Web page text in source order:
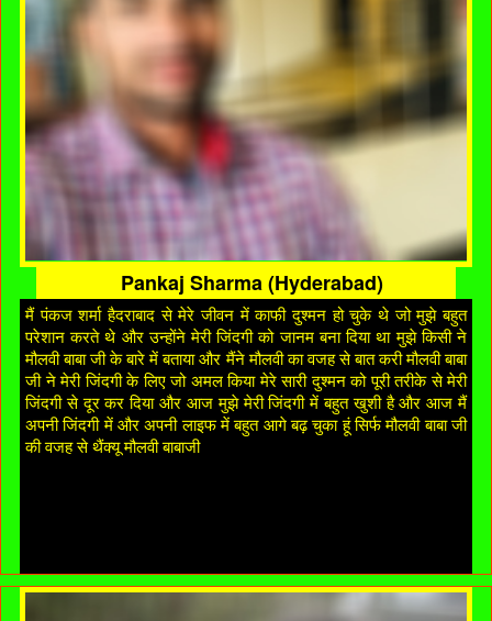
Pankaj Sharma (Hyderabad)
मैं पंकज शर्मा हैदराबाद से मेरे जीवन में काफी दुश्मन हो चुके थे जो मुझे बहुत
परेशान करते थे और उन्होंने मेरी जिंदगी को जानम बना दिया था मुझे किसी ने
मौलवी बाबा जी के बारे में बताया और मैंने मौलवी का वजह से बात करी मौलवी बाबा
जी ने मेरी जिंदगी के लिए जो अमल किया मेरे सारी दुश्मन को पूरी तरीके से मेरी
जिंदगी से दूर कर दिया और आज मुझे मेरी जिंदगी में बहुत खुशी है और आज मैं
अपनी जिंदगी में और अपनी लाइफ में बहुत आगे बढ़ चुका हूं सिर्फ मौलवी बाबा जी
की वजह से थैंक्यू मौलवी बाबाजी